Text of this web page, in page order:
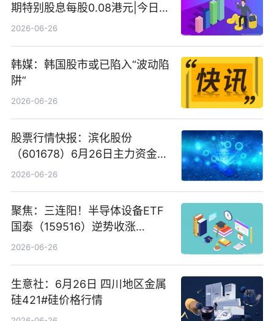
期特别股息每股0.08港元|今日快
看
2026-06-26
韩媒：韩国股市或已陷入“波动陷
阱”
2026-06-26
股票行情快报：滨化股份
（601678）6月26日主力资金净
卖出5964.34万元
2026-06-26
聚焦：三连阳！半导体设备ETF
国泰（159516）逆势收涨
3.5%，近10日累计净流入超65
2026-06-26
生意社：6月26日 四川地区金属
硅421#硅价格行情